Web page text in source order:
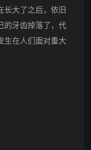
长大了之后，依旧
的牙齿掉落了，代
生在人们面对重大